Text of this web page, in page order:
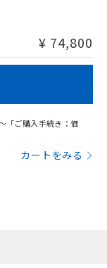
ます。
¥ 74,800
「ご購入手続き：価
カートをみる